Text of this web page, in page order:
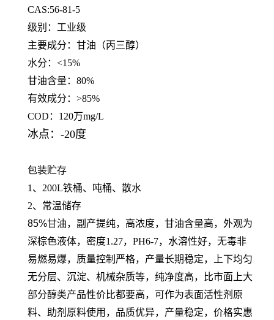
CAS:56-81-5
级别：工业级
主要成分：甘油（丙三醇）
水分：<15%
甘油含量：80%
有效成分：>85%
COD：120万mg/L
冰点：-20度
包装贮存
1、200L铁桶、吨桶、散水
2、常温储存
85%甘油，副产提纯，高浓度，甘油含量高，外观为
深棕色液体，密度1.27，PH6-7，水溶性好，无毒非
易燃易爆，质量控制严格，产量长期稳定，上下均匀
无分层、沉淀、机械杂质等，纯净度高，比市面上大
部分醇类产品性价比都要高，可作为表面活性剂原
料、助剂原料使用，品质优异，产量稳定，价格实惠